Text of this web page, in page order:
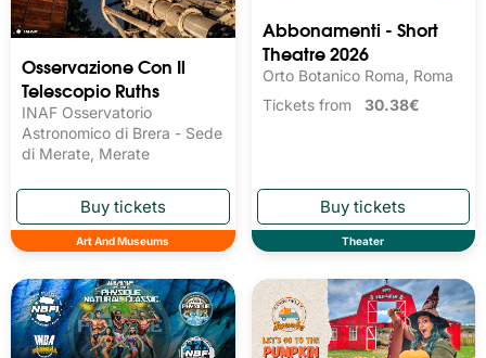
Osservazione Con Il
Telescopio Ruths
INAF Osservatorio
Astronomico di Brera - Sede
di Merate, Merate
Art And Museums
Abbonamenti - Short
Theatre 2026
Orto Botanico Roma, Roma
Tickets from 30.38€
Theater